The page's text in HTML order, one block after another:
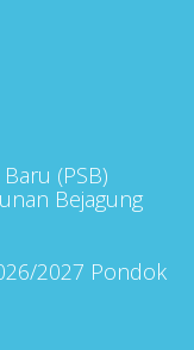
(PSB)
Bejagung
2027 Pondok